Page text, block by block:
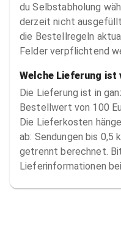
du Selbstabholung
derzeit nicht
die Bestellregeln
Felder verpflichtend
Welche Lieferung ist
Die Lieferung ist in
Bestellwert von 100
Die Lieferkosten
ab: Sendungen bis 0,5
getrennt berechnet.
Lieferinformationen